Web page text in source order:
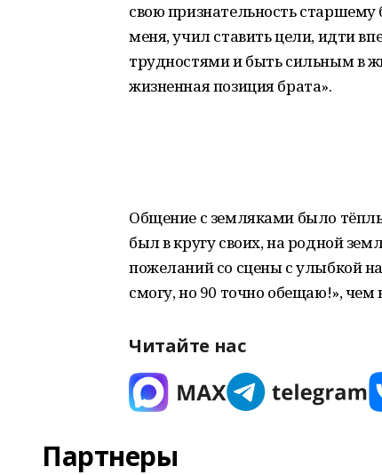
свою признательность
меня, учил ставить цели, идти
трудностями и быть сильным в
жизненная позиция брата».
Общение с земляками было
был в кругу своих, на родной
пожеланий со сцены с улыбкой
смогу, но 90 точно обещаю!»,
Читайте нас
Партнеры